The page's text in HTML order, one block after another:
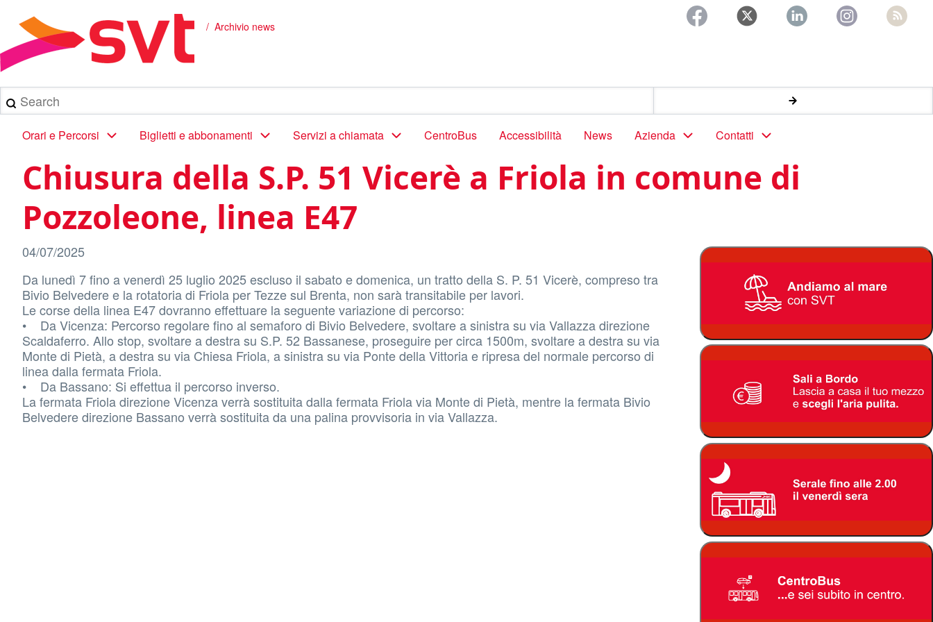
contenuto
principale
Briciole
di
pane
Archivio news
Search
Main
navigation
Orari e Percorsi Biglietti e abbonamenti Servizi a chiamata CentroBus Accessibilità News Azienda Contatti
Chiusura della S.P. 51 Vicerè a Friola in comune di
Pozzoleone, linea E47
04/07/2025
Da lunedì 7 fino a venerdì 25 luglio 2025 escluso il sabato e domenica, un tratto della S. P. 51 Vicerè, compreso tra
Bivio Belvedere e la rotatoria di Friola per Tezze sul Brenta, non sarà transitabile per lavori.
Le corse della linea E47 dovranno effettuare la seguente variazione di percorso:
• Da Vicenza: Percorso regolare fino al semaforo di Bivio Belvedere, svoltare a sinistra su via Vallazza direzione
Scaldaferro. Allo stop, svoltare a destra su S.P. 52 Bassanese, proseguire per circa 1500m, svoltare a destra su via
Monte di Pietà, a destra su via Chiesa Friola, a sinistra su via Ponte della Vittoria e ripresa del normale percorso di
linea dalla fermata Friola.
• Da Bassano: Si effettua il percorso inverso.
La fermata Friola direzione Vicenza verrà sostituita dalla fermata Friola via Monte di Pietà, mentre la fermata Bivio
Belvedere direzione Bassano verrà sostituita da una palina provvisoria in via Vallazza.